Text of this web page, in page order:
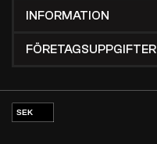
INFORMATION
FÖRETAGSUPPGIFTER
SEK